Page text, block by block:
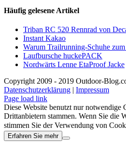
Häufig gelesene Artikel
Triban RC 520 Rennrad von
Instant Kakao
Warum Trailrunning-Schuhe
Laufbursche huckePACK
Nordwärts Lenne EtaProof Jacke
Copyright 2009 - 2019 Outdoor-
Datenschutzerklärung | Impressum
Facebook
Instagram
X
Rss
Page load link
Diese Website benutzt nur notwendige
Drittanbietern stammen. Wenn Sie die
stimmen Sie der Verwendung von
Erfahren Sie mehr